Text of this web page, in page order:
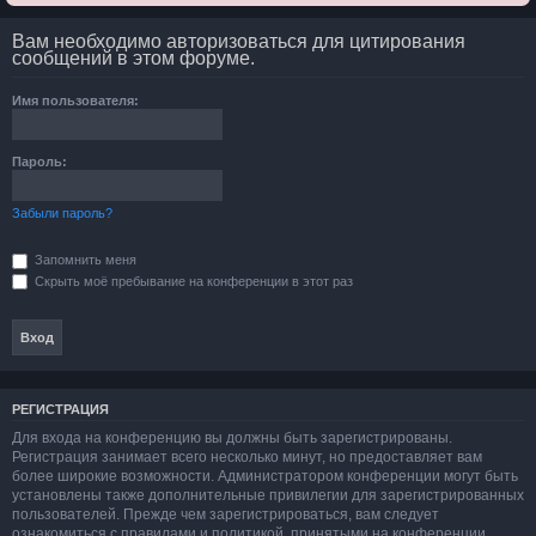
Вам необходимо авторизоваться для цитирования
сообщений в этом форуме.
Имя пользователя:
Пароль:
Забыли пароль?
Запомнить меня
Скрыть моё пребывание на конференции в этот раз
РЕГИСТРАЦИЯ
Для входа на конференцию вы должны быть зарегистрированы.
Регистрация занимает всего несколько минут, но предоставляет вам
более широкие возможности. Администратором конференции могут быть
установлены также дополнительные привилегии для зарегистрированных
пользователей. Прежде чем зарегистрироваться, вам следует